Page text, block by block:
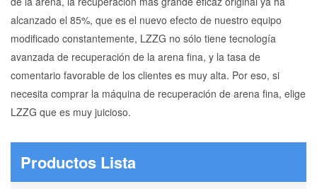
alcanzado el 85%, que es el nuevo efecto de nuestro equipo
modificado constantemente, LZZG no sólo tiene tecnología
avanzada de recuperación de la arena fina, y la tasa de
comentario favorable de los clientes es muy alta. Por eso, si
necesita comprar la máquina de recuperación de arena fina, elige
LZZG que es muy juicioso.
Productos Lista